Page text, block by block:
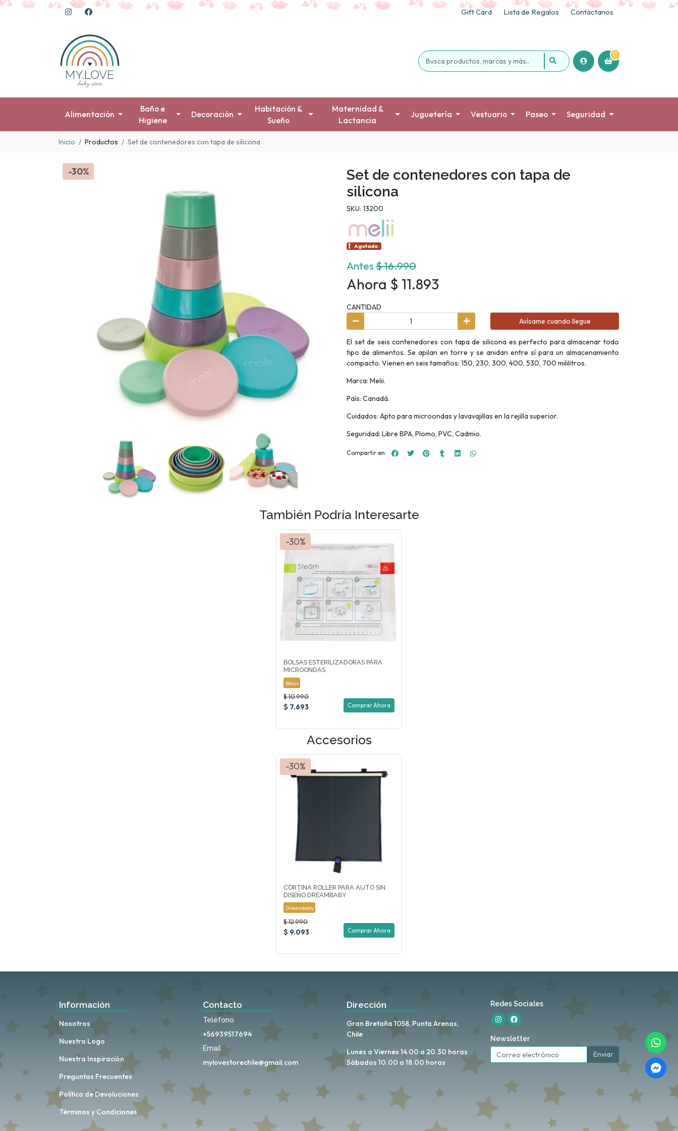
Gift Card Lista de Regalos Contáctanos
0
Alimentación
Baño e
Higiene
Decoración
Habitación &
Sueño
Maternidad &
Lactancia
Juguetería Vestuario Paseo Seguridad
Inicio Productos Set de contenedores con tapa de silicona
-30%
Set de contenedores con tapa de
silicona
SKU: 13200
Agotado.
Antes$ 16.990
Ahora $ 11.893
CANTIDAD
Avísame cuando llegue
El set de seis contenedores con tapa de silicona es perfecto para almacenar todo
tipo de alimentos. Se apilan en torre y se anidan entre sí para un almacenamiento
compacto. Vienen en seis tamaños: 150, 230, 300, 400, 530, 700 mililitros.
Marca: Melii.
País: Canadá.
Cuidados: Apto para microondas y lavavajillas en la rejilla superior.
Seguridad: Libre BPA, Plomo, PVC, Cadmio.
Compartir en:
También Podría Interesarte
-30%
BOLSAS ESTERILIZADORAS PARA
MICROONDAS
Bbluv
$ 10.990
$ 7.693 Comprar Ahora
Accesorios
-30%
CORTINA ROLLER PARA AUTO SIN
DISEÑO DREAMBABY
Dreambaby
$ 12.990
$ 9.093 Comprar Ahora
Información
Nosotros
Nuestro Logo
Nuestra Inspiración
Preguntas Frecuentes
Política de Devoluciones
Términos y Condiciones
Contacto
Teléfono
+56939517694
Email
mylovestorechile@gmail.com
Dirección
Gran Bretaña 1058, Punta Arenas,
Chile
Lunes a Viernes 14.00 a 20.30 horas
Sábados 10.00 a 18.00 horas
Redes Sociales
Newsletter
Enviar